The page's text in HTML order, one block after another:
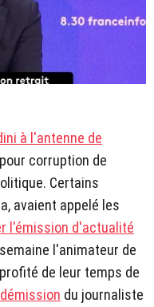
à l'antenne de
corruption de
Certains
avaient appelé les
l'émission d'actualité
l'animateur de
de leur temps de
du journaliste